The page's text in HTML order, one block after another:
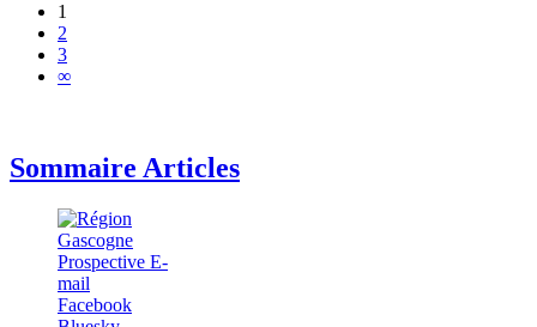
1
2
3
∞
Sommaire Articles